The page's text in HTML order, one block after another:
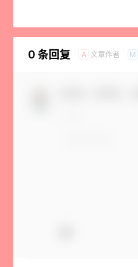
0 条回复 A 文章作者 M